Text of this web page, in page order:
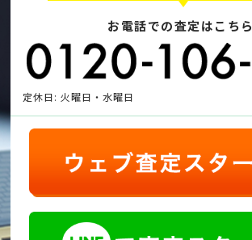
お電話での査定はこちら
定休日: 火曜日・水曜日